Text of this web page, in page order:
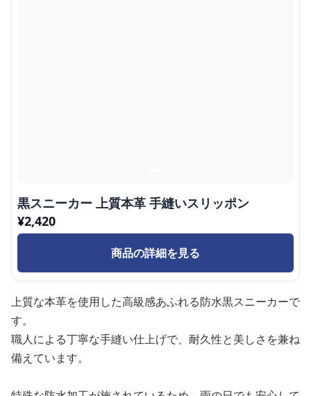
黒スニーカー 上質本革 手縫いスリッポン
¥2,420
商品の詳細を見る
上質な本革を使用した高級感あふれる防水黒スニーカーで
す。
職人による丁寧な手縫い仕上げで、耐久性と美しさを兼ね
備えています。